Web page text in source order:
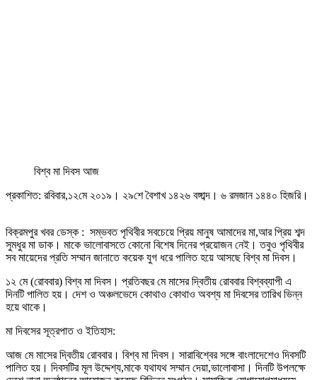
বিশ্ব মা দিবস আজ
প্রকাশিত: রবিবার,১২মে ২০১৯। ২৯শে বৈশাখ ১৪২৬ বঙ্গাব্দ। ৬ রমজান ১৪৪০ হিজরি।
বিক্রমপুর খবর ডেস্ক : সম্ভবত পৃথিবীর সবচেয়ে প্রিয় মানুষ আমাদের মা,আর প্রিয় শব্দ
সুমধুর মা ডাক। মাকে ভালোবাসতে কোনো বিশেষ দিনের প্রয়োজন নেই। তবুও পৃথিবীর
সব মায়েদের প্রতি সম্মান জানাতে কয়েক যুগ ধরে পালিত হয়ে আসছে বিশ্ব মা দিবস।
১২ মে (রোববার) বিশ্ব মা দিবস। প্রতিবছর মে মাসের দ্বিতীয় রোববার বিশ্বব্যাপী এ
দিনটি পালিত হয়। দেশ ও অঞ্চলভেদে কোথাও কোথাও অবশ্য মা দিবসের তারিখ ভিন্ন
হয়ে থাকে।
মা দিবসের সূত্রপাত ও ইতিহাস:
আজ মে মাসের দ্বিতীয় রোববার। বিশ্ব মা দিবস। সারাবিশ্বের সঙ্গে বাংলাদেশেও দিবসটি
পালিত হয়। দিবসটির মূল উদ্দেশ্য,মাকে যথাযথ সম্মান দেয়া,ভালোবাসা। দিনটি উপলক্ষে